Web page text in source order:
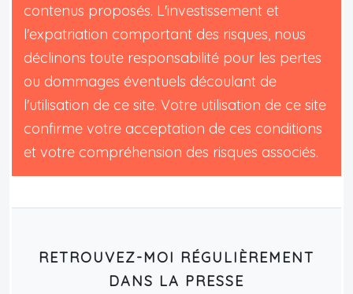
contenus proposés. L'investissement et
l'expatriation comportant des risques, nous
déclinons toute responsabilité pour les pertes
ou dommages éventuels découlant de
l'utilisation de ce site. Votre utilisation de ce site
confirme votre acceptation de ces conditions
et votre compréhension des risques associés.
RETROUVEZ-MOI RÉGULIÈREMENT
DANS LA PRESSE